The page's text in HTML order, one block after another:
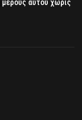
αυτού χωρίς